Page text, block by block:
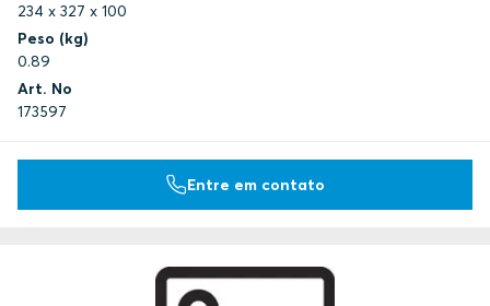
234 x 327 x 100
Peso (kg)
0.89
Art. No
173597
Entre em contato